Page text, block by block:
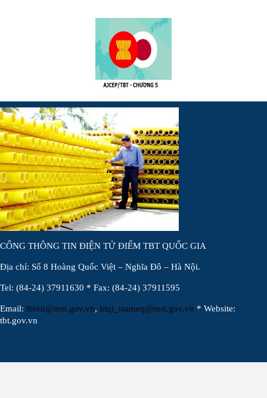
CỔNG THÔNG TIN ĐIỆN TỬ ĐIỂM TBT QUỐC GIA
Địa chỉ: Số 8 Hoàng Quốc Việt – Nghĩa Đô – Hà Nội.
Tel: (84-24) 37911630 * Fax: (84-24) 37911595
Email: tbtvn@mst.gov.vn, htqt_stameq@mst.gov.vn * Website:
tbt.gov.vn